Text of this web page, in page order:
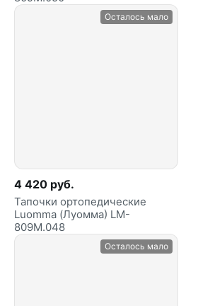
Осталось мало
4 420 руб.
Тапочки ортопедические
Luomma (Луомма) LM-
809М.048
Осталось мало